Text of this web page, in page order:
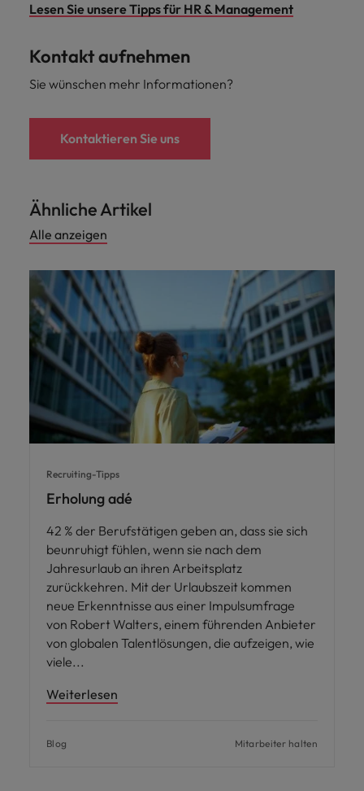
Lesen Sie unsere Tipps für HR & Management
Kontakt aufnehmen
Sie wünschen mehr Informationen?
Kontaktieren Sie uns
Ähnliche Artikel
Alle anzeigen
Recruiting-Tipps
Erholung adé
42 % der Berufstätigen geben an, dass sie sich
beunruhigt fühlen, wenn sie nach dem
Jahresurlaub an ihren Arbeitsplatz
zurückkehren. Mit der Urlaubszeit kommen
neue Erkenntnisse aus einer Impulsumfrage
von Robert Walters, einem führenden Anbieter
von globalen Talentlösungen, die aufzeigen, wie
viele
Weiterlesen
Blog Mitarbeiter halten